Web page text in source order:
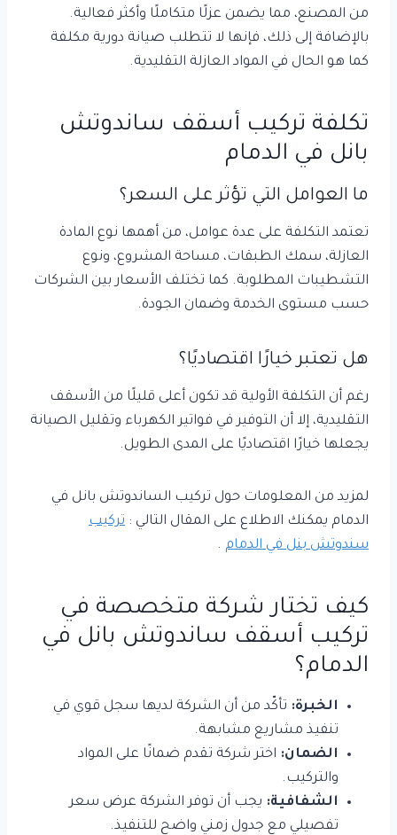
من المصنع، مما يضمن عزلًا متكاملًا وأكثر فعالية.
بالإضافة إلى ذلك، فإنها لا تتطلب صيانة دورية مكلفة
كما هو الحال في المواد العازلة التقليدية.
تكلفة تركيب أسقف ساندوتش
بانل في الدمام
ما العوامل التي تؤثر على السعر؟
تعتمد التكلفة على عدة عوامل، من أهمها نوع المادة
العازلة، سمك الطبقات، مساحة المشروع، ونوع
التشطيبات المطلوبة. كما تختلف الأسعار بين الشركات
حسب مستوى الخدمة وضمان الجودة.
هل تعتبر خيارًا اقتصاديًا؟
رغم أن التكلفة الأولية قد تكون أعلى قليلًا من الأسقف
التقليدية، إلا أن التوفير في فواتير الكهرباء وتقليل الصيانة
يجعلها خيارًا اقتصاديًا على المدى الطويل.
لمزيد من المعلومات حول تركيب الساندوتش بانل في
الدمام يمكنك الاطلاع على المقال التالي : تركيب
سندوتش بنل في الدمام .
كيف تختار شركة متخصصة في
تركيب أسقف ساندوتش بانل في
الدمام؟
الخبرة: تأكّد من أن الشركة لديها سجل قوي في
تنفيذ مشاريع مشابهة.
الضمان: اختر شركة تقدم ضمانًا على المواد
والتركيب.
الشفافية: يجب أن توفر الشركة عرض سعر
تفصيلي مع جدول زمني واضح للتنفيذ.